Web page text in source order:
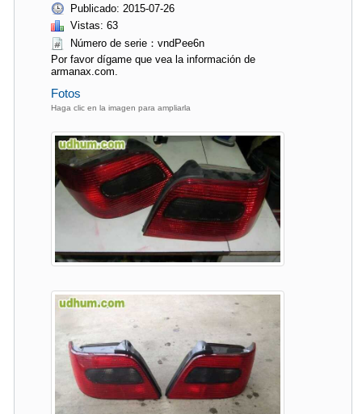
Publicado: 2015-07-26
Vistas: 63
Número de serie：vndPee6n
Por favor dígame que vea la información de
armanax.com.
Fotos
Haga clic en la imagen para ampliarla